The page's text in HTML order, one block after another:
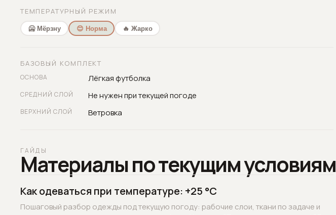
ТЕМПЕРАТУРНЫЙ РЕЖИМ
🥶 Мёрзну 😊 Норма 🔥 Жарко
БАЗОВЫЙ КОМПЛЕКТ
ОСНОВА Лёгкая футболка
СРЕДНИЙ СЛОЙ Не нужен при текущей погоде
ВЕРХНИЙ СЛОЙ Ветровка
ГАЙДЫ
Материалы по текущим условиям
Как одеваться при температуре: +25 °C
Пошаговый разбор одежды под текущую погоду: рабочие слои, ткани по задаче и